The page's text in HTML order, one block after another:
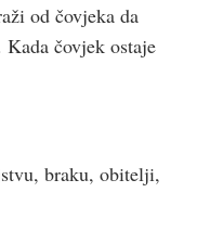
od čovjeka da
čovjek ostaje
braku, obitelji,